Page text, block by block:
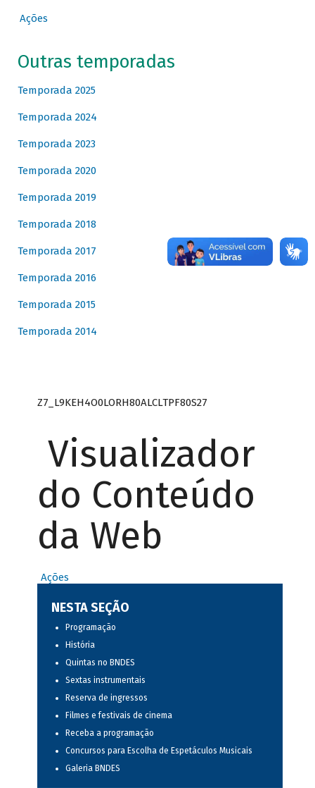
Ações
Outras temporadas
Temporada 2025
Temporada 2024
Temporada 2023
Temporada 2020
Temporada 2019
Temporada 2018
Temporada 2017
Temporada 2016
Temporada 2015
Temporada 2014
Z7_L9KEH4O0LORH80ALCLTPF80S27
Visualizador
do Conteúdo
da Web
Ações
NESTA SEÇÃO
Programação
História
Quintas no BNDES
Sextas instrumentais
Reserva de ingressos
Filmes e festivais de cinema
Receba a programação
Concursos para Escolha de Espetáculos Musicais
Galeria BNDES